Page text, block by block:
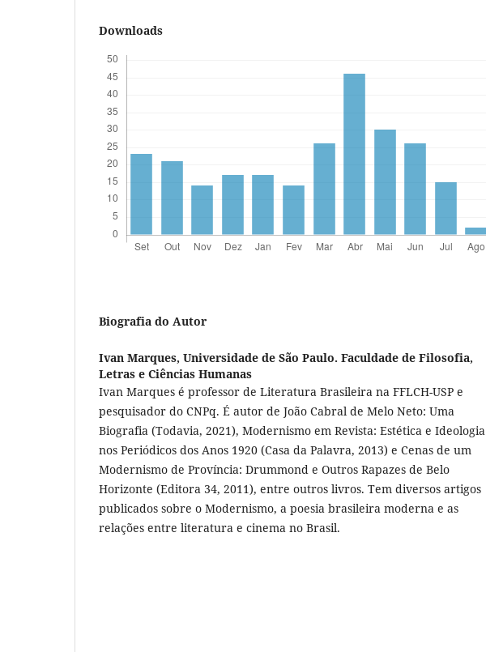
Downloads
Biografia do Autor
Ivan Marques, Universidade de São Paulo. Faculdade de Filosofia,
Letras e Ciências Humanas
Ivan Marques é professor de Literatura Brasileira na FFLCH-USP e
pesquisador do CNPq. É autor de João Cabral de Melo Neto: Uma
Biografia (Todavia, 2021), Modernismo em Revista: Estética e Ideologia
nos Periódicos dos Anos 1920 (Casa da Palavra, 2013) e Cenas de um
Modernismo de Província: Drummond e Outros Rapazes de Belo
Horizonte (Editora 34, 2011), entre outros livros. Tem diversos artigos
publicados sobre o Modernismo, a poesia brasileira moderna e as
relações entre literatura e cinema no Brasil.